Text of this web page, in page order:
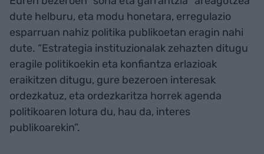
dute helburu, eta modu honetara, erregulazio
esparruan nahiz politika publikoetan eragin nahi
dute. “Estrategia instituzionalak zehazten ditugu
eragile politikoekin eta konfiantza erlazioak
eraikitzen ditugu, gure bezeroen interesak
ordezkatuz, eta ordezkaritza horrek agenda
politikoaren lotura du, hau da, interes
publikoarekin”.